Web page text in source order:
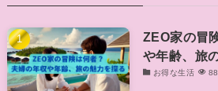
ZEO家の冒
や年齢、旅
お得な生活